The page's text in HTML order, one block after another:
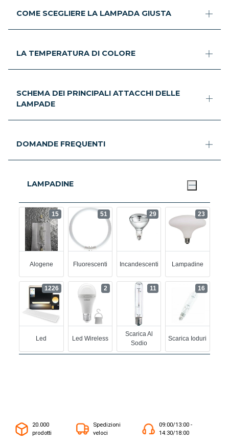
COME SCEGLIERE LA LAMPADA GIUSTA
LA TEMPERATURA DI COLORE
SCHEMA DEI PRINCIPALI ATTACCHI DELLE
LAMPADE
DOMANDE FREQUENTI
LAMPADINE
Alogene
15
Fluorescenti
51
Incandescenti
29
Lampadine
23
Led
1226
Led Wireless
2
Scarica Al
Sodio
11
Scarica Ioduri
16
20.000
prodotti
Spedizioni
veloci
09:00/13:00 -
14:30/18:00